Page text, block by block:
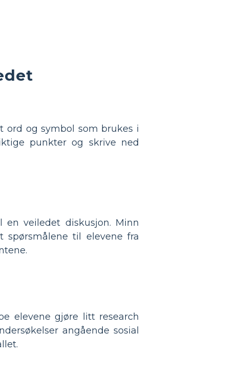
ord og symbol som brukes i
punkter og skrive ned
veiledet diskusjon. Minn
til elevene fra
elevene gjøre litt research
angående sosial